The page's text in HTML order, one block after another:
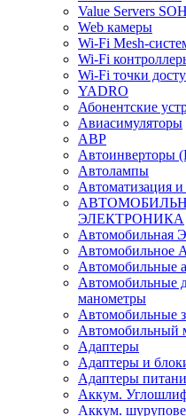
Value Servers
Web камеры
Wi-Fi Mesh-
Wi-Fi
Wi-Fi точки
YADRO
Абонентские
Авиасимуляторы
АВР
Автоинверторы
Автолампы
Автоматизация
ЭЛЕКТРОНИКА
Автомобильная
Автомобильное
Автомобильные
Автомобильные
манометры
Автомобильные
Автомобильный
Адаптеры
Адаптеры и
Адаптеры
Аккум.
Аккум.